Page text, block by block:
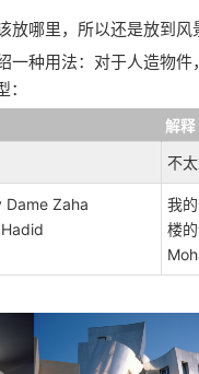
哪里，所以还是放到风
一种用法：对于人造物
解释
不
Zaha
我
楼